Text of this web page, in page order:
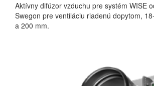
Aktívny difúzor vzduchu pre systém WISE
Swegon pre ventiláciu riadenú dopytom,
a 200 mm.